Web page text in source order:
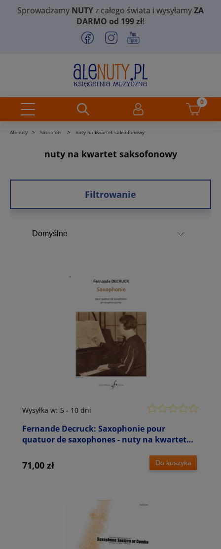
Sprowadzamy NUTYz całego świata i wysyłamyZA
DARMO od 199 zł!
Alenuty > Saksofon > nuty na kwartet saksofonowy
nuty na kwartet saksofonowy
Filtrowanie
Fernande Decruck: Saxophonie pour
quatuor de saxophones - nuty na kwartet
Wysyłka w: 5 - 10 dni
71,00 zł Do koszyka